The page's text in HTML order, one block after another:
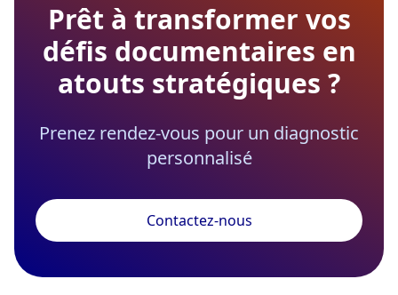
Prêt à transformer vos
défis documentaires en
atouts stratégiques ?
Prenez rendez-vous pour un diagnostic
personnalisé
Contactez-nous